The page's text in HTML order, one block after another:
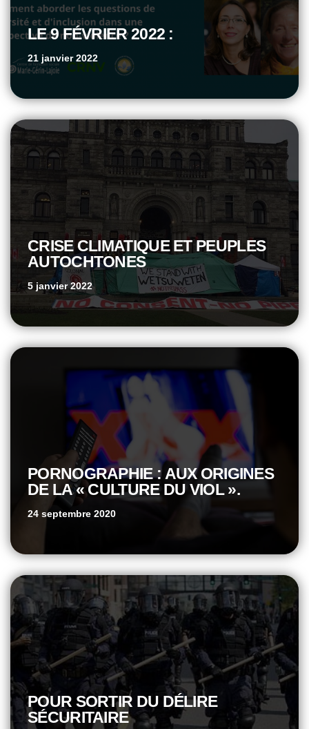
LE 9 FÉVRIER 2022 :
21 janvier 2022
CRISE CLIMATIQUE ET PEUPLES
AUTOCHTONES
5 janvier 2022
PORNOGRAPHIE : AUX ORIGINES
DE LA « CULTURE DU VIOL ».
24 septembre 2020
POUR SORTIR DU DÉLIRE
SÉCURITAIRE